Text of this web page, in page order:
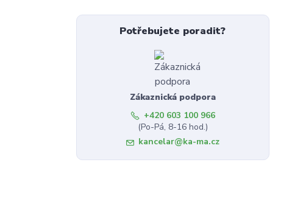
Potřebujete poradit?
Zákaznická podpora
+420 603 100 966
(Po-Pá, 8-16 hod.)
kancelar@ka-ma.cz